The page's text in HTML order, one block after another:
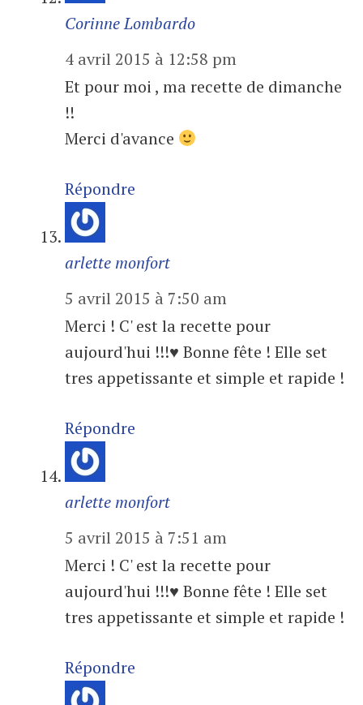
Corinne Lombardo
4 avril 2015 à 12:58 pm
Et pour moi , ma recette de dimanche
!!
Merci d'avance
Répondre
arlette monfort
5 avril 2015 à 7:50 am
Merci ! C' est la recette pour
aujourd'hui !!!♥ Bonne fête ! Elle set
tres appetissante et simple et rapide !
Répondre
arlette monfort
5 avril 2015 à 7:51 am
Merci ! C' est la recette pour
aujourd'hui !!!♥ Bonne fête ! Elle set
tres appetissante et simple et rapide !
Répondre